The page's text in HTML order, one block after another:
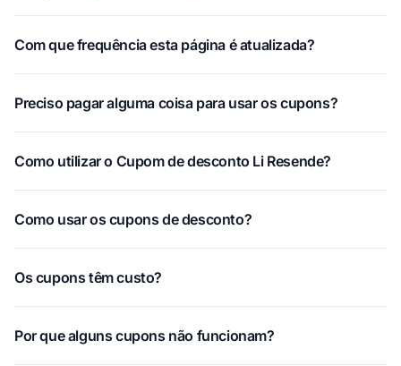
Com que frequência esta página é atualizada?
Preciso pagar alguma coisa para usar os cupons?
Como utilizar o Cupom de desconto Li Resende?
Como usar os cupons de desconto?
Os cupons têm custo?
Por que alguns cupons não funcionam?